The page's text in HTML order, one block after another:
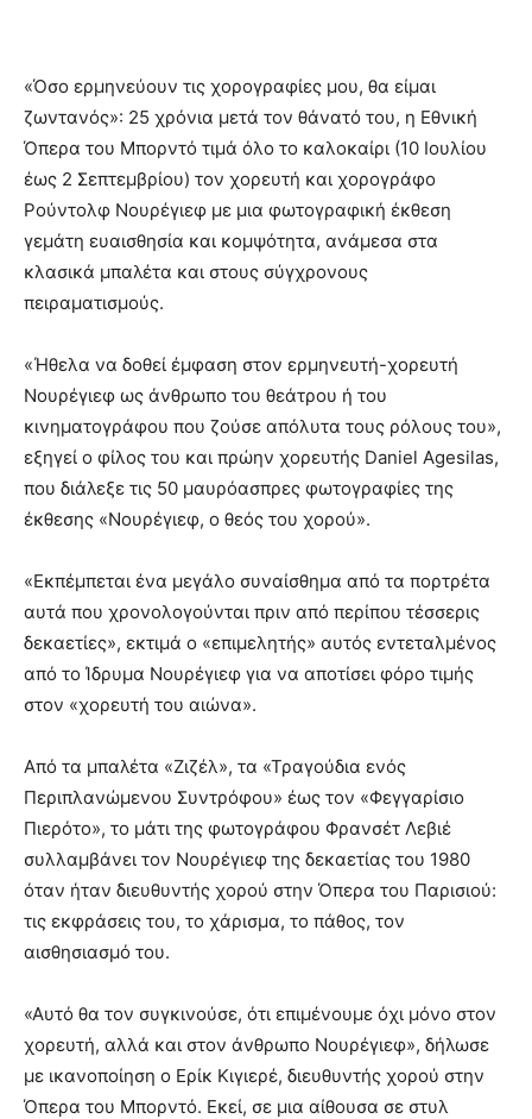
«Όσο ερμηνεύουν τις χορογραφίες μου, θα είμαι
ζωντανός»: 25 χρόνια μετά τον θάνατό του, η Εθνική
Όπερα του Μπορντό τιμά όλο το καλοκαίρι (10 Ιουλίου
έως 2 Σεπτεμβρίου) τον χορευτή και χορογράφο
Ρούντολφ Νουρέγιεφ με μια φωτογραφική έκθεση
γεμάτη ευαισθησία και κομψότητα, ανάμεσα στα
κλασικά μπαλέτα και στους σύγχρονους
πειραματισμούς.
«Ήθελα να δοθεί έμφαση στον ερμηνευτή-χορευτή
Νουρέγιεφ ως άνθρωπο του θεάτρου ή του
κινηματογράφου που ζούσε απόλυτα τους ρόλους του»,
εξηγεί ο φίλος του και πρώην χορευτής Daniel Agesilas,
που διάλεξε τις 50 μαυρόασπρες φωτογραφίες της
έκθεσης «Νουρέγιεφ, ο θεός του χορού».
«Εκπέμπεται ένα μεγάλο συναίσθημα από τα πορτρέτα
αυτά που χρονολογούνται πριν από περίπου τέσσερις
δεκαετίες», εκτιμά ο «επιμελητής» αυτός εντεταλμένος
από το Ίδρυμα Νουρέγιεφ για να αποτίσει φόρο τιμής
στον «χορευτή του αιώνα».
Από τα μπαλέτα «Ζιζέλ», τα «Τραγούδια ενός
Περιπλανώμενου Συντρόφου» έως τον «Φεγγαρίσιο
Πιερότο», το μάτι της φωτογράφου Φρανσέτ Λεβιέ
συλλαμβάνει τον Νουρέγιεφ της δεκαετίας του 1980
όταν ήταν διευθυντής χορού στην Όπερα του Παρισιού:
τις εκφράσεις του, το χάρισμα, το πάθος, τον
αισθησιασμό του.
«Αυτό θα τον συγκινούσε, ότι επιμένουμε όχι μόνο στον
χορευτή, αλλά και στον άνθρωπο Νουρέγιεφ», δήλωσε
με ικανοποίηση ο Ερίκ Κιγιερέ, διευθυντής χορού στην
Όπερα του Μπορντό. Εκεί, σε μια αίθουσα σε στυλ